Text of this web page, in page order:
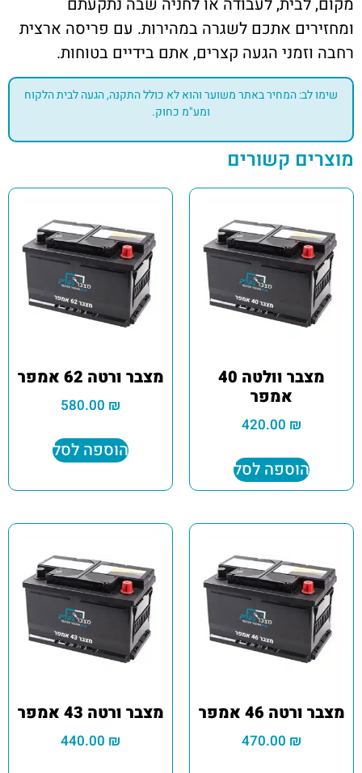
ומחזירים אתכם לשגרה במהירות. עם פריסה ארצית
רחבה וזמני הגעה קצרים, אתם בידיים בטוחות.
שימו לב: המחיר באתר משוער והוא לא כולל התקנה, הגעה לבית הלקוח
ומע"מ כחוק.
מוצרים קשורים
מצבר וולטה 40
אמפר
420.00 ₪
הוספה לסל
מצבר ורטה 62 אמפר
580.00 ₪
הוספה לסל
מצבר ורטה 46 אמפר
470.00 ₪
מצבר ורטה 43 אמפר
440.00 ₪